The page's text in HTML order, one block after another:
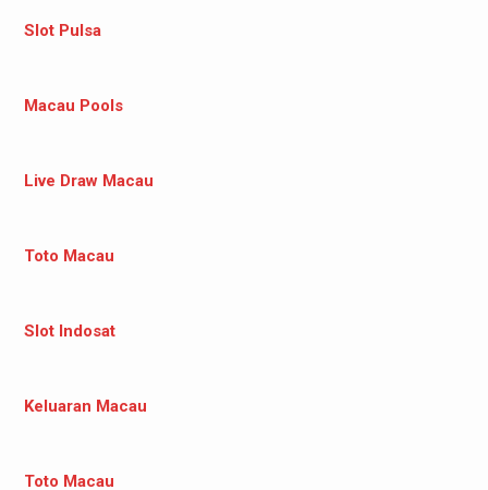
Slot Pulsa
Macau Pools
Live Draw Macau
Toto Macau
Slot Indosat
Keluaran Macau
Toto Macau